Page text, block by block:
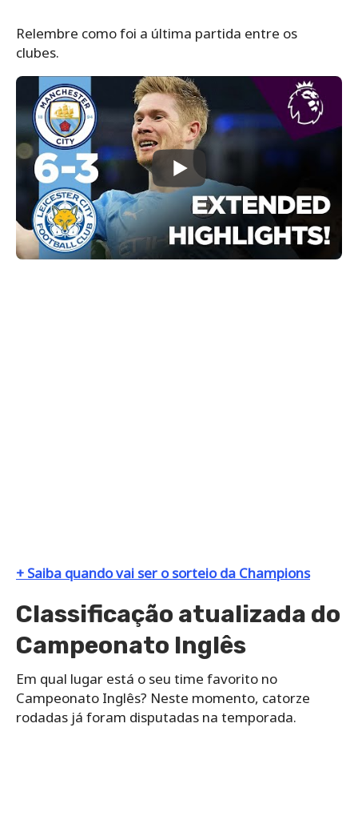
Relembre como foi a última partida entre os
clubes.
+ Saiba quando vai ser o sorteio da Champions
Classificação atualizada do
Campeonato Inglês
Em qual lugar está o seu time favorito no
Campeonato Inglês? Neste momento, catorze
rodadas já foram disputadas na temporada.